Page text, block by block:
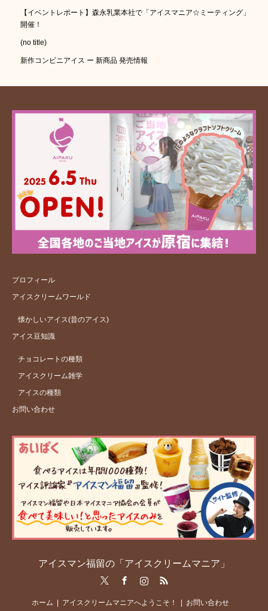
【イベントレポート】森永乳業本社で「アイスマニア☆ミーティング」
開催！
(no title)
新作コンビニアイス ー 新商品 発売情報
プロフィール
アイスクリームワールド
懐かしいアイス(昔のアイス)
アイス豆知識
チョコレートの種類
アイスクリーム雑学
アイスの種類
お問い合わせ
アイスマン福留の「アイスクリームマニア」
RSS
ホーム アイスクリームマニアへようこそ！ お問い合わせ